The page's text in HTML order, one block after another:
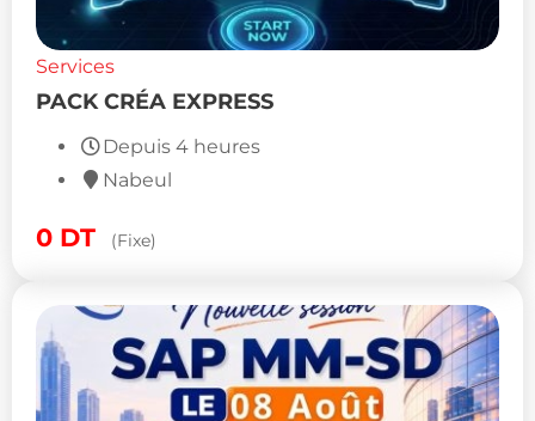
Services
PACK CRÉA EXPRESS
Depuis 4 heures
Nabeul
0 DT (Fixe)